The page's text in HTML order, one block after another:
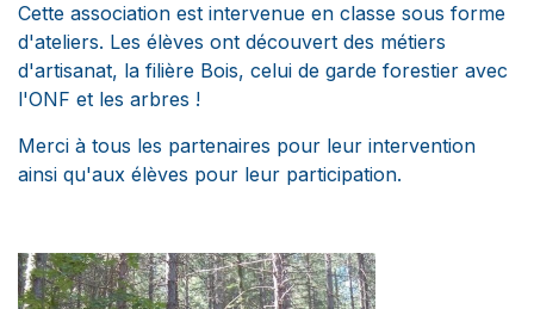
Cette association est intervenue en classe sous forme
d'ateliers. Les élèves ont découvert des métiers
d'artisanat, la filière Bois, celui de garde forestier avec
l'ONF et les arbres !
Merci à tous les partenaires pour leur intervention
ainsi qu'aux élèves pour leur participation.